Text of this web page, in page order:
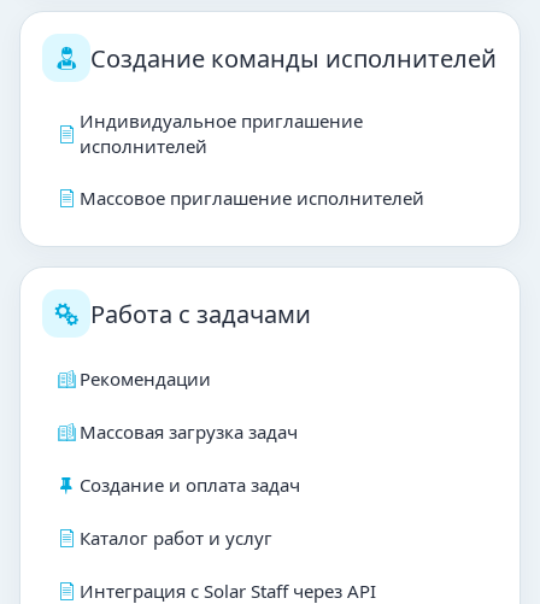
Создание команды исполнителей
Индивидуальное приглашение
исполнителей
Массовое приглашение исполнителей
Работа с задачами
Рекомендации
Массовая загрузка задач
Создание и оплата задач
Каталог работ и услуг
Интеграция с Solar Staff через API